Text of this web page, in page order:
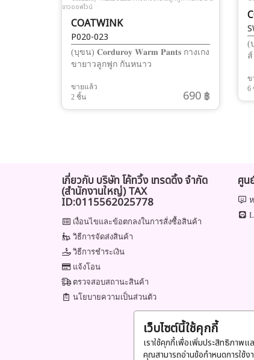
เว็บไซต์นี้ใช้คุกกี้
เราใช้คุกกี้เพื่อเพิ่มประสิทธิภาพ
คุณสามารถอ่านข้อกำหนดการใช้ง
COATWINK
P020-023
(บุขน) 𝐂𝐨𝐫𝐝𝐮𝐫𝐨𝐲 𝐖𝐚𝐫𝐦 𝐏𝐚𝐧𝐭𝐬 กางเกง
ขายาวลูกฟูก กันหนาว
ขายแล้ว
2 ชิ้น
690 ฿
(
ข
6
เกี่ยวกับ บริษัท โค้ทวิ้ง เทรดดิ้ง จำกัด
(สำนักงานใหญ่) TAX
ID:0115562025778
เงื่อนไขและข้อตกลงในการสั่งซื้อสินค้า
วิธีการจัดส่งสินค้า
วิธีการชำระเงิน
แจ้งโอน
ตรวจสอบสถานะสินค้า
นโยบายความเป็นส่วนตัว
ศูน